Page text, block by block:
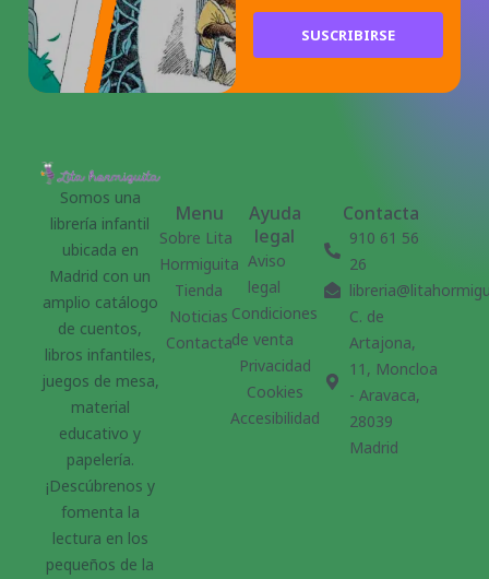
SUSCRIBIRSE
Somos una
librería infantil
ubicada en
Madrid con un
amplio catálogo
de cuentos,
libros infantiles,
juegos de mesa,
material
educativo y
papelería.
¡Descúbrenos y
fomenta la
lectura en los
pequeños de la
Menu
Sobre Lita
Hormiguita
Tienda
Noticias
Contacta
Ayuda
legal
Aviso
legal
Condiciones
de venta
Privacidad
Cookies
Accesibilidad
Contacta
910 61 56
26
C. de
Artajona,
11, Moncloa
- Aravaca,
28039
Madrid